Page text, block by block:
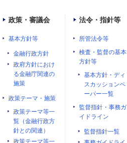
政策・審議会
基本方針等
金融行政方針
政府方針におけ
る金融庁関連の
施策
政策テーマ・施策
政策テーマ等一
覧（金融行政方
針との関連）
政策テーマ等一
法令・指針等
所管法令等
検査・監督の基本
方針等
基本方針・ディ
スカッションペ
ーパー一覧
監督指針・事務ガ
イドライン
監督指針一覧